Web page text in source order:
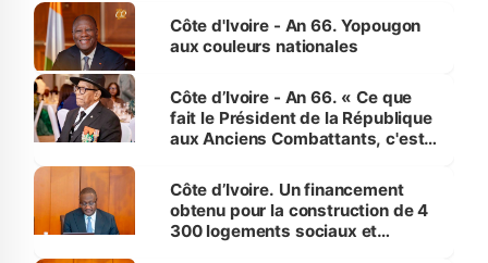
Côte d'Ivoire - An 66. Yopougon
aux couleurs nationales
Côte d’Ivoire - An 66. « Ce que
fait le Président de la République
aux Anciens Combattants, c'est
Côte d’Ivoire. Un financement
obtenu pour la construction de 4
300 logements sociaux et